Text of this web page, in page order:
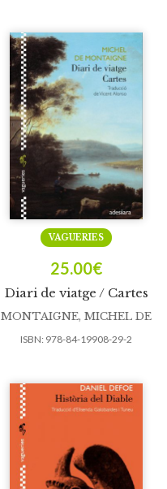
Diari de viatge / Cartes
VAGUERIES
25.00€
MONTAIGNE, MICHEL DE
ISBN: 978-84-19908-29-2